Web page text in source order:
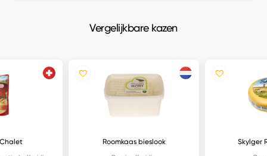
Vergelijkbare kazen
Roomkaas bieslook Skylger